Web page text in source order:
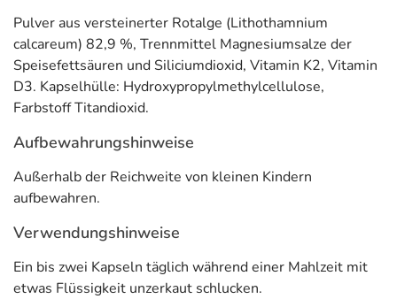
Pulver aus versteinerter Rotalge (Lithothamnium
calcareum) 82,9 %, Trennmittel Magnesiumsalze der
Speisefettsäuren und Siliciumdioxid, Vitamin K2, Vitamin
D3. Kapselhülle: Hydroxypropylmethylcellulose,
Farbstoff Titandioxid.
Aufbewahrungshinweise
Außerhalb der Reichweite von kleinen Kindern
aufbewahren.
Verwendungshinweise
Ein bis zwei Kapseln täglich während einer Mahlzeit mit
etwas Flüssigkeit unzerkaut schlucken.